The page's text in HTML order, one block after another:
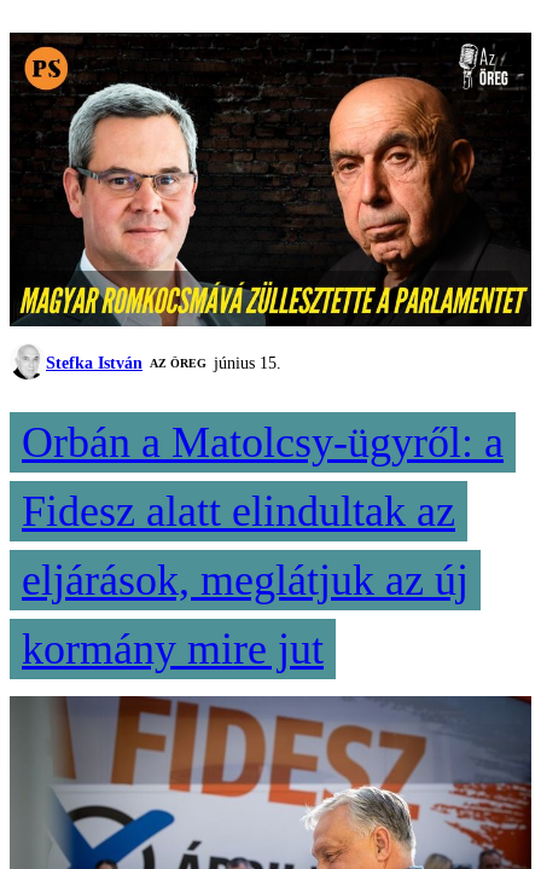
Stefka István AZ ÖREG június 15.
Orbán a Matolcsy-ügyről: a
Fidesz alatt elindultak az
eljárások, meglátjuk az új
kormány mire jut